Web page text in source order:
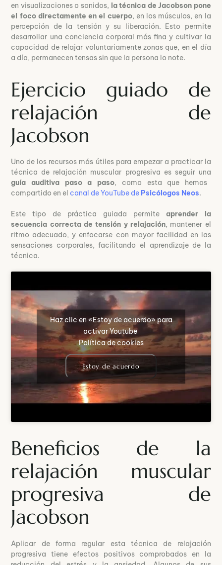
en visualizaciones o sonidos, la técnica de Jacobson pone
el foco directamente en el cuerpo, en los músculos, en la
percepción de la tensión y su liberación. Esto permite
desarrollar una conciencia corporal más fina y cultivar la
capacidad de relajar voluntariamente zonas que, en el día
a día, permanecen tensas sin que la persona lo note.
Ejercicio guiado de
relajación de
Jacobson
Uno de los recursos más útiles para empezar a practicar la
técnica de relajación muscular progresiva es seguir una
guía auditiva paso a paso, como esta que hemos
compartido en el canal de YouTube de Psicólogos Neos.
Este tipo de práctica guiada permite aprender la
secuencia correcta de tensión y relajación, mantener el
ritmo adecuado, y enfocarse con mayor facilidad en las
sensaciones corporales, facilitando el aprendizaje de la
técnica.
Haz clic en «Estoy de acuerdo» para
activar Youtube
Política de cookies
Estoy de acuerdo
Beneficios de la
relajación muscular
progresiva de
Jacobson
Aplicar de forma regular esta técnica de relajación
progresiva tiene efectos positivos comprobados en la